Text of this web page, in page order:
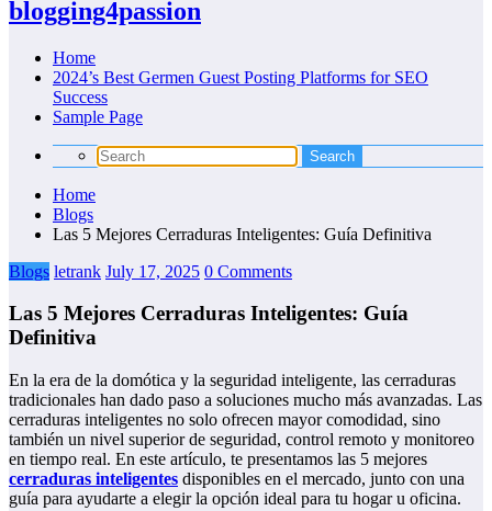
blogging4passion
Home
2024’s Best Germen Guest Posting Platforms for SEO
Success
Sample Page
Home
Blogs
Las 5 Mejores Cerraduras Inteligentes: Guía Definitiva
Blogs letrank July 17, 2025 0 Comments
Las 5 Mejores Cerraduras Inteligentes: Guía
Definitiva
En la era de la domótica y la seguridad inteligente, las cerraduras
tradicionales han dado paso a soluciones mucho más avanzadas. Las
cerraduras inteligentes no solo ofrecen mayor comodidad, sino
también un nivel superior de seguridad, control remoto y monitoreo
en tiempo real. En este artículo, te presentamos las 5 mejores
cerraduras inteligentes disponibles en el mercado, junto con una
guía para ayudarte a elegir la opción ideal para tu hogar u oficina.